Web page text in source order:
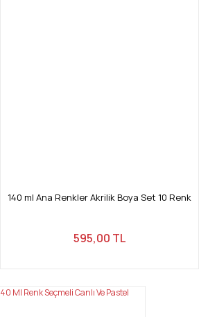
Gönder
140 ml Ana Renkler Akrilik Boya Set 10 Renk
595,00 TL